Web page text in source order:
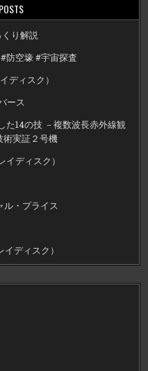
り解説
防空壕 #宇宙探査
ディスク）
ース
た14の技 －複数波長赤外線観
実証２号機
ディスク）
ル・プライス
ディスク）